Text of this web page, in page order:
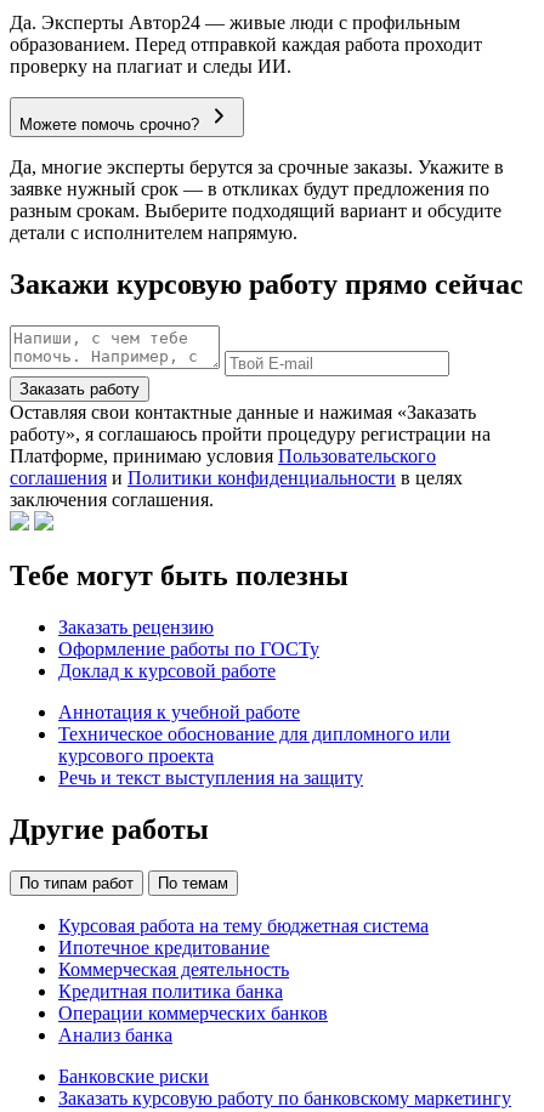
Да. Эксперты Автор24 — живые люди с профильным
образованием. Перед отправкой каждая работа проходит
проверку на плагиат и следы ИИ.
Можете помочь срочно?
Да, многие эксперты берутся за срочные заказы. Укажите в
заявке нужный срок — в откликах будут предложения по
разным срокам. Выберите подходящий вариант и обсудите
детали с исполнителем напрямую.
Закажи курсовую работу прямо сейчас
Заказать работу
Оставляя свои контактные данные и нажимая «Заказать
работу», я соглашаюсь пройти процедуру регистрации на
Платформе, принимаю условия Пользовательского
соглашения и Политики конфиденциальности в целях
заключения соглашения.
Тебе могут быть полезны
Заказать рецензию
Оформление работы по ГОСТу
Доклад к курсовой работе
Аннотация к учебной работе
Техническое обоснование для дипломного или
курсового проекта
Речь и текст выступления на защиту
Другие работы
По типам работ По темам
Курсовая работа на тему бюджетная система
Ипотечное кредитование
Коммерческая деятельность
Кредитная политика банка
Операции коммерческих банков
Анализ банка
Банковские риски
Заказать курсовую работу по банковскому маркетингу